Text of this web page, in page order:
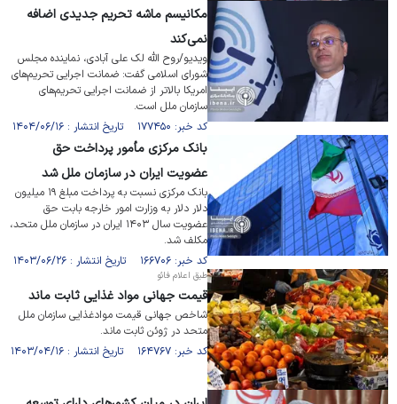
مکانیسم ماشه تحریم جدیدی اضافه
نمی‌کند
ویدیو/روح الله لک علی آبادی، نماینده مجلس
شورای اسلامی گفت: ضمانت اجرایی تحریم‌های
امریکا بالاتر از ضمانت اجرایی تحریم‌های
سازمان ملل است.
کد خبر: ۱۷۷۴۵۰ تاریخ انتشار : ۱۴۰۴/۰۶/۱۶
بانک مرکزی مأمور پرداخت حق
عضویت ایران در سازمان ملل شد
بانک مرکزی نسبت به پرداخت مبلغ ۱۹ میلیون
دلار دلار به وزارت امور خارجه بابت حق
عضویت سال ۱۴۰۳ ایران در سازمان ملل متحد،
مکلف شد.
کد خبر: ۱۶۶۷۰۶ تاریخ انتشار : ۱۴۰۳/۰۶/۲۶
طبق اعلام فائو
قیمت جهانی مواد غذایی ثابت ماند
شاخص جهانی قیمت موادغذایی سازمان ملل
متحد در ژوئن ثابت ماند.
کد خبر: ۱۶۴۷۶۷ تاریخ انتشار : ۱۴۰۳/۰۴/۱۶